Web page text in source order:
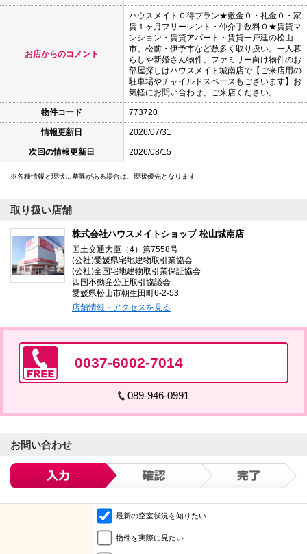
お店からのコメント
ハウスメイト０得プラン★敷金０・礼金０・家
賃１ヶ月フリーレント・仲介手数料０★賃貸マ
ンション・賃貸アパート・賃貸一戸建の松山
市、松前・伊予市など数多く取り扱い。一人暮
らしや新婚さん物件、ファミリー向け物件のお
部屋探しはハウスメイト城南店で【ご来店用の
駐車場やチャイルドスペースもございます】お
気軽にお問い合わせ、ご来店ください。
物件コード 773720
情報更新日 2026/07/31
次回の情報更新日 2026/08/15
各種情報と現状に差異がある場合は、現状優先となります
取り扱い店舗
株式会社ハウスメイトショップ 松山城南店
国土交通大臣（4）第7558号
(公社)愛媛県宅地建物取引業協会
(公社)全国宅地建物取引業保証協会
四国不動産公正取引協議会
愛媛県松山市朝生田町6-2-53
店舗情報・アクセスを見る
0037-6002-7014
089-946-0991
お問い合わせ
最新の空室状況を知りたい
物件を実際に見たい